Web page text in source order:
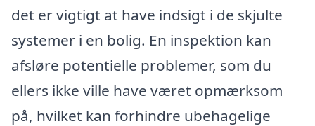
det er vigtigt at have indsigt i de skjulte
systemer i en bolig. En inspektion kan
afsløre potentielle problemer, som du
ellers ikke ville have været opmærksom
på, hvilket kan forhindre ubehagelige